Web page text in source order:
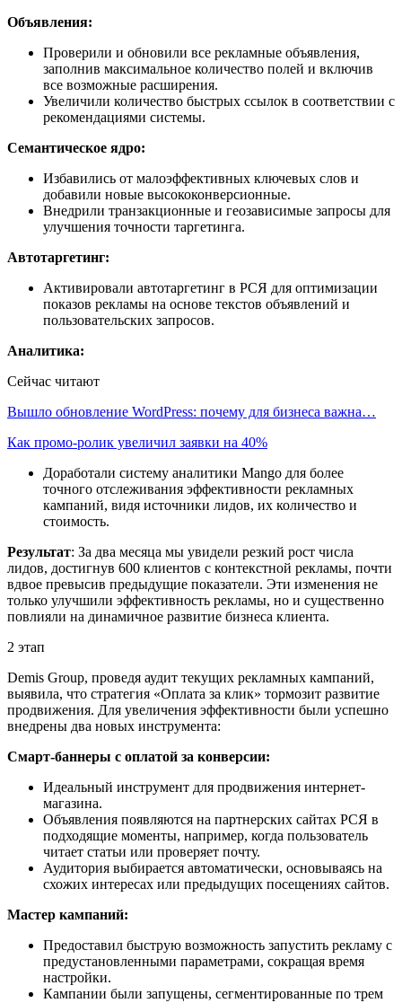
Объявления:
Проверили и обновили все рекламные объявления,
заполнив максимальное количество полей и включив
все возможные расширения.
Увеличили количество быстрых ссылок в соответствии с
рекомендациями системы.
Семантическое ядро:
Избавились от малоэффективных ключевых слов и
добавили новые высококонверсионные.
Внедрили транзакционные и геозависимые запросы для
улучшения точности таргетинга.
Автотаргетинг:
Активировали автотаргетинг в РСЯ для оптимизации
показов рекламы на основе текстов объявлений и
пользовательских запросов.
Аналитика:
Сейчас читают
Вышло обновление WordPress: почему для бизнеса важна…
Как промо-ролик увеличил заявки на 40%
Доработали систему аналитики Mango для более
точного отслеживания эффективности рекламных
кампаний, видя источники лидов, их количество и
стоимость.
Результат: За два месяца мы увидели резкий рост числа
лидов, достигнув 600 клиентов с контекстной рекламы, почти
вдвое превысив предыдущие показатели. Эти изменения не
только улучшили эффективность рекламы, но и существенно
повлияли на динамичное развитие бизнеса клиента.
2 этап
Demis Group, проведя аудит текущих рекламных кампаний,
выявила, что стратегия «Оплата за клик» тормозит развитие
продвижения. Для увеличения эффективности были успешно
внедрены два новых инструмента:
Смарт-баннеры с оплатой за конверсии:
Идеальный инструмент для продвижения интернет-
магазина.
Объявления появляются на партнерских сайтах РСЯ в
подходящие моменты, например, когда пользователь
читает статьи или проверяет почту.
Аудитория выбирается автоматически, основываясь на
схожих интересах или предыдущих посещениях сайтов.
Мастер кампаний:
Предоставил быструю возможность запустить рекламу с
предустановленными параметрами, сокращая время
настройки.
Кампании были запущены, сегментированные по трем